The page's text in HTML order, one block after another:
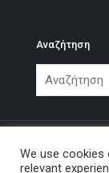
Αναζήτηση
We use
relevant